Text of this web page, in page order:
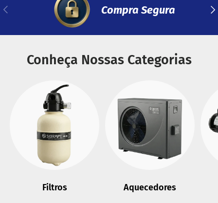
Anterior Compra Segura
Conheça Nossas Categorias
Filtros Aquecedores